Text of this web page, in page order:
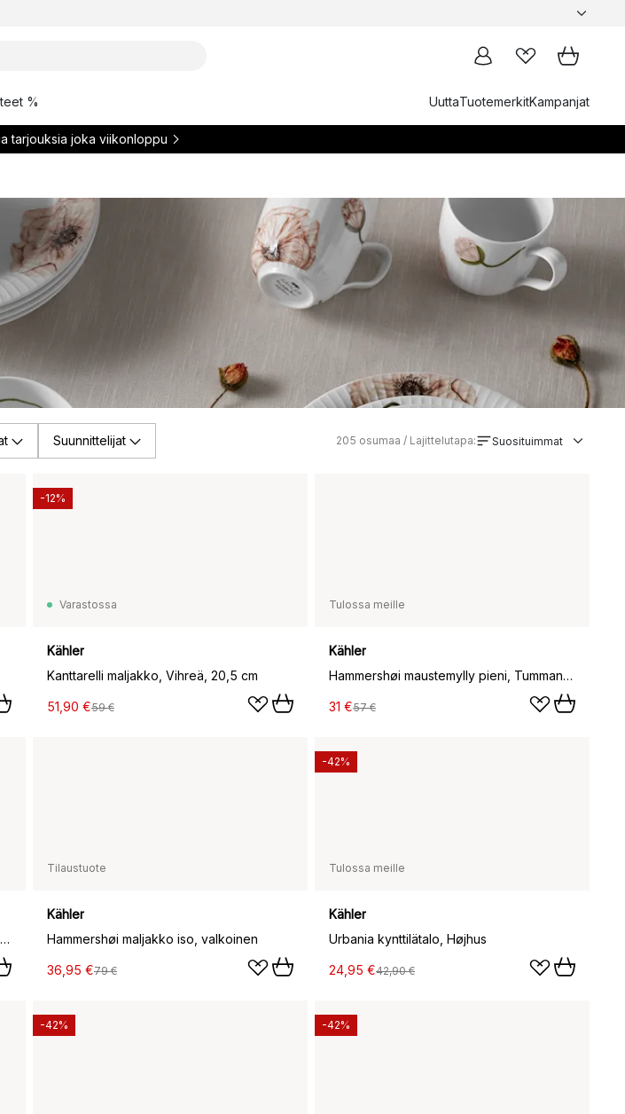
% UuttaTuotemerkitKampanjat
tarjouksia joka viikonloppu
Suunnittelijat 205 osumaa / Lajittelutapa: Suosituimmat
Varastossa
Kähler
Kanttarelli maljakko, Vihreä, 20,5 cm
51,90 €59 €
-12%
Tulossa meille
Kähler
Hammershøi maustemylly pieni, Tummanvihreä
31 €57 €
Hammershøi maustemylly iso, antrasiitinharmaa
Tilaustuote
Kähler
Hammershøi maljakko iso, valkoinen
36,95 €79 €
Tulossa meille
Kähler
Urbania kynttilätalo, Højhus
24,95 €42,90 €
-42%
-42% -42%